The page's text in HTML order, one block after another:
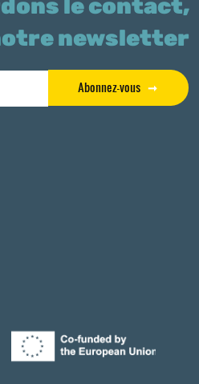
le contact,
newsletter
Abonnez-vous